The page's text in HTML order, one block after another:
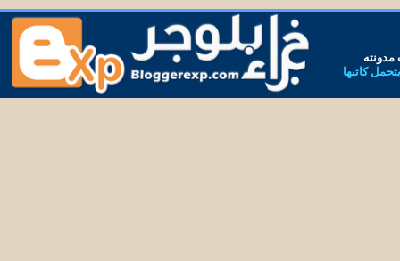
مدونته
كاتبها